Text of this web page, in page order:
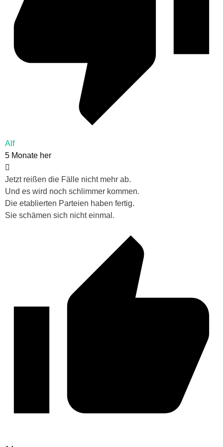
Alf
5 Monate her
Jetzt reißen die Fälle nicht mehr ab.
Und es wird noch schlimmer kommen.
Die etablierten Parteien haben fertig.
Sie schämen sich nicht einmal.